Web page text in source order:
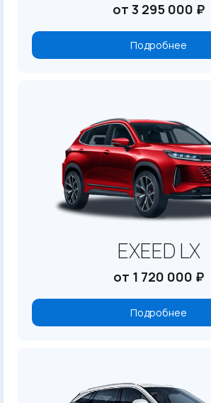
от 3 295 000 ₽
Подробнее
EXEED LX
от 1 720 000 ₽
Подробнее